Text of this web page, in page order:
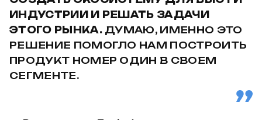
ИНДУСТРИИ И РЕШАТЬ ЗАДАЧИ
ЭТОГО РЫНКА. ДУМАЮ, ИМЕННО ЭТО
РЕШЕНИЕ ПОМОГЛО НАМ ПОСТРОИТЬ
ПРОДУКТ НОМЕР ОДИН В СВОЕМ
СЕГМЕНТЕ.